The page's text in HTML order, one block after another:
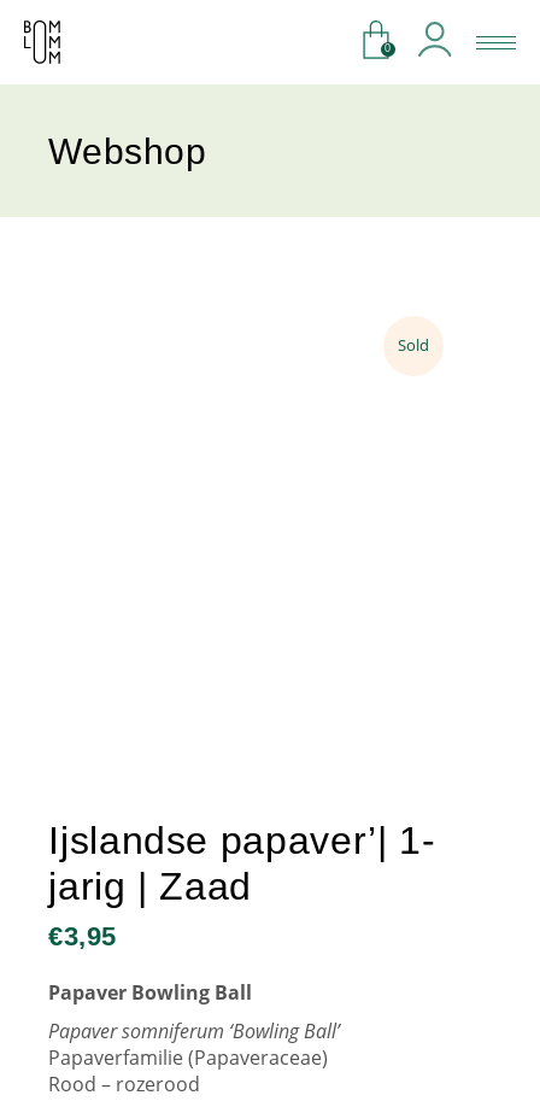
0
Webshop
Sold
Ijslandse papaver’| 1-
jarig | Zaad
€3,95
Papaver Bowling Ball
Papaver somniferum ‘Bowling Ball’
Papaverfamilie (Papaveraceae)
Rood – rozerood